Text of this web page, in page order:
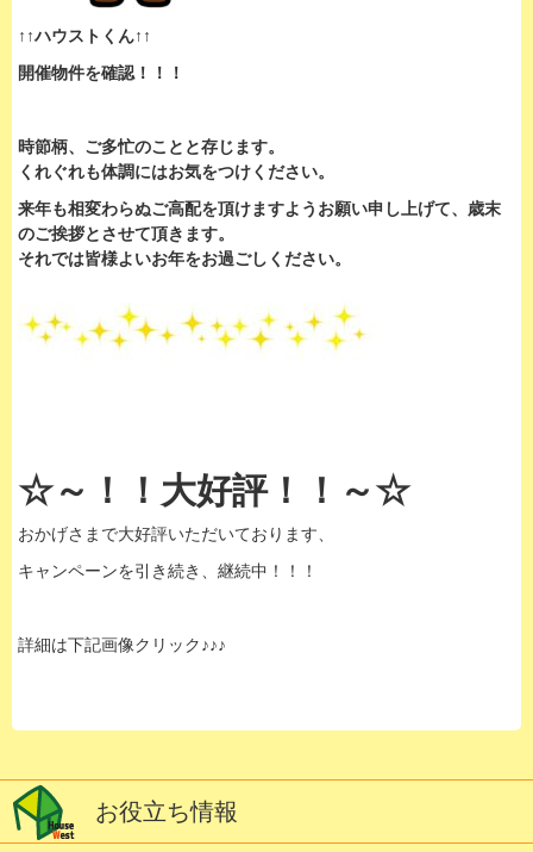
↑↑ハウストくん↑↑
開催物件を確認！！！
時節柄、ご多忙のことと存じます。
くれぐれも体調にはお気をつけください。
来年も相変わらぬご高配を頂けますようお願い申し上げて、歳末
のご挨拶とさせて頂きます。
それでは皆様よいお年をお過ごしください。
☆～！！大好評！！～☆
おかげさまで大好評いただいております、
キャンペーンを引き続き、継続中！！！
詳細は下記画像クリック♪♪♪
お役立ち情報